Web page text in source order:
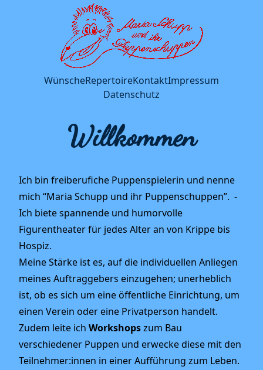
WünscheRepertoireKontaktImpressum
Datenschutz
Willkommen
Ich bin freiberufiche Puppenspielerin und nenne
mich “Maria Schupp und ihr Puppenschuppen”. -
Ich biete spannende und humorvolle
Figurentheater für jedes Alter an von Krippe bis
Hospiz.
Meine Stärke ist es, auf die individuellen Anliegen
meines Auftraggebers einzugehen; unerheblich
ist, ob es sich um eine öffentliche Einrichtung, um
einen Verein oder eine Privatperson handelt.
Zudem leite ich Workshopszum Bau
verschiedener Puppen und erwecke diese mit den
Teilnehmer:innen in einer Aufführung zum Leben.